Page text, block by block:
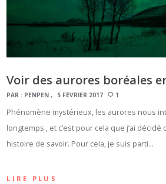
Voir des aurores boréales
PAR : PENPEN 5 FÉVRIER 2017 1
Phénomène mystérieux, les aurores nous
longtemps , et c’est pour cela que j’ai décidé
histoire de savoir. Pour cela, je suis parti…
LIRE PLUS